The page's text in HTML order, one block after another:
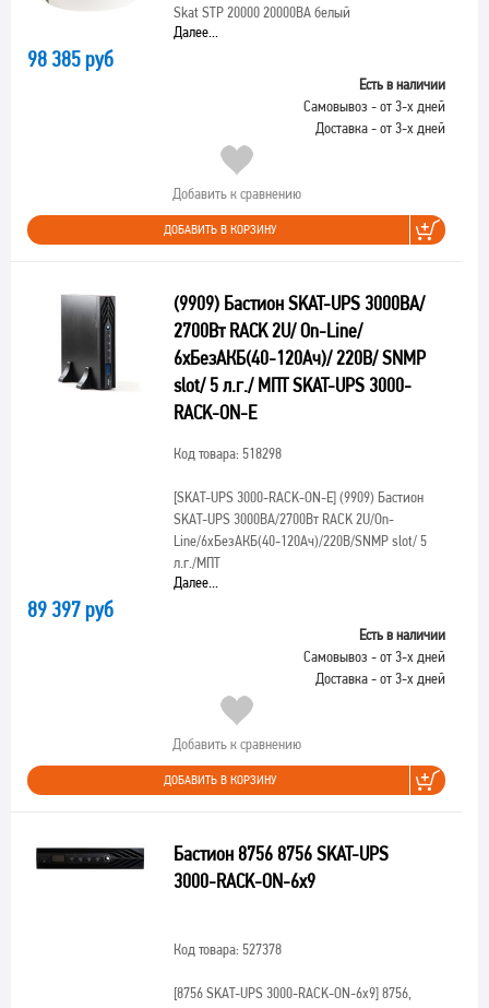
Skat STP 20000 20000ВА белый
Далее...
98 385 руб
Есть в наличии
Самовывоз - от 3-х дней
Доставка - от 3-х дней
Добавить к сравнению
ДОБАВИТЬ В КОРЗИНУ
(9909) Бастион SKAT-UPS 3000ВА/
2700Вт RACK 2U/ On-Line/
6хБезАКБ(40-120Ач)/ 220В/ SNMP
slot/ 5 л.г./ МПТ SKAT-UPS 3000-
RACK-ON-E
Код товара: 518298
[SKAT-UPS 3000-RACK-ON-E](9909) Бастион
SKAT-UPS 3000ВА/2700Вт RACK 2U/On-
Line/6хБезАКБ(40-120Ач)/220В/SNMP slot/ 5
л.г./МПТ
Далее...
89 397 руб
Есть в наличии
Самовывоз - от 3-х дней
Доставка - от 3-х дней
Добавить к сравнению
ДОБАВИТЬ В КОРЗИНУ
Бастион 8756 8756 SKAT-UPS
3000-RACK-ON-6x9
Код товара: 527378
[8756 SKAT-UPS 3000-RACK-ON-6x9]8756,